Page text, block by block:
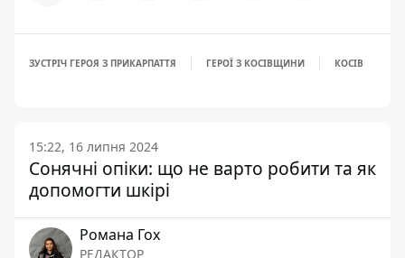
ЗУСТРІЧ ГЕРОЯ З ПРИКАРПАТТЯ ГЕРОЇ З КОСІВЩИНИ КОСІВ
15:22, 16 липня 2024
Сонячні опіки: що не варто робити та як
допомогти шкірі
Романа Гох
РЕДАКТОР